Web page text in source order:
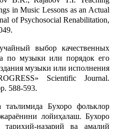
in Music Lessons as an Actual
of Psychosocial Renabilitation,
выбор качественных
по музыки или порядок его
музыки или исполнения
Scientific Journal.
588-593.
Бухоро фольклор
лойиҳалаш. Бухоро
назарий ва амалий